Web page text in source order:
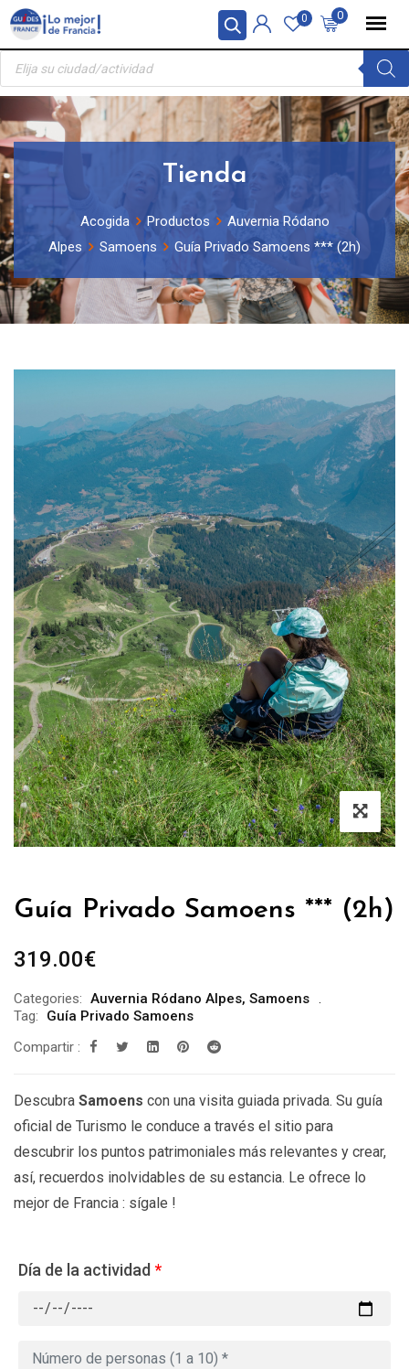
Panel de gestión de cookies
Skip
content
0
0
Búsqueda
productos
Tienda
Acogida Productos
Auvernia Ródano
Alpes
Samoens Guía Privado Samoens *** (2h)
Guía Privado Samoens *** (2h)
319.00€
Categories: Auvernia Ródano Alpes, Samoens
Tag:
Guía Privado Samoens
Compartir :
Descubra Samoens con una visita guiada privada. Su guía
oficial de Turismo le conduce a través el sitio para
descubrir los puntos patrimoniales más relevantes y crear,
así, recuerdos inolvidables de su estancia. Le ofrece lo
mejor de Francia : sígale !
Día de la actividad *